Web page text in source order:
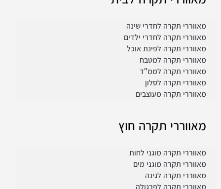
מאווררי תקרה לחדרי שינה
מאווררי תקרה לחדרי ילדים
מאווררי תקרה לפינת אוכל
מאווררי תקרה למטבח
מאווררי תקרה לממ”ד
מאווררי תקרה לסלון
מאווררי תקרה מעוצבים
מאווררי תקרה חוץ
מאווררי תקרה מוגני לחות
מאווררי תקרה מוגני מים
מאווררי תקרה לגינה
מאווררי תקרה לפרגולה